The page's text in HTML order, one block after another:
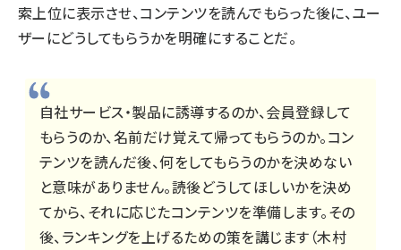
索上位に表示させ、コンテンツを読んでもらった後に、ユー
ザーにどうしてもらうかを明確にすることだ。
自社サービス・製品に誘導するのか、会員登録して
もらうのか、名前だけ覚えて帰ってもらうのか。コン
テンツを読んだ後、何をしてもらうのかを決めない
と意味がありません。読後どうしてほしいかを決め
てから、それに応じたコンテンツを準備します。その
後、ランキングを上げるための策を講じます（木村